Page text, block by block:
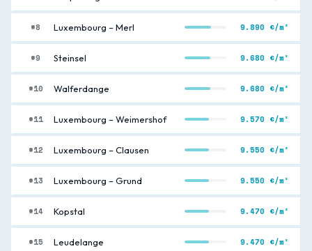
#8 Luxembourg – Merl 9.890 €/m²
#9 Steinsel 9.680 €/m²
#10 Walferdange 9.680 €/m²
#11 Luxembourg – Weimershof 9.570 €/m²
#12 Luxembourg – Clausen 9.550 €/m²
#13 Luxembourg – Grund 9.550 €/m²
#14 Kopstal 9.470 €/m²
#15 Leudelange 9.470 €/m²